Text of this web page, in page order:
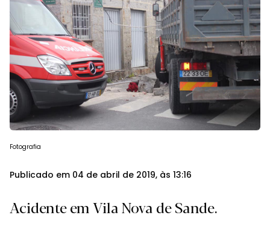
Login
Subscreva DM
Fotografia
Publicado em 04 de abril de 2019, às 13:16
Acidente em Vila Nova de Sande.